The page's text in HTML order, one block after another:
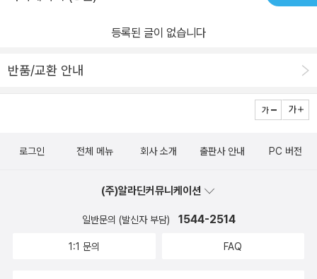
는 작가님과 할아버지와 강아지, 책의 끝에 나오는 초밥의 미로찾
인의 주관적인 견해에 의하여 작성함]
등록된 글이 없습니다
반품/교환 안내
로그인 전체 메뉴 회사 소개 출판사 안내 PC 버전
(주)알라딘커뮤니케이션
일반문의 (발신자 부담) 1544-2514
1:1 문의 FAQ